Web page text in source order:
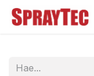
Siirry sisältöön